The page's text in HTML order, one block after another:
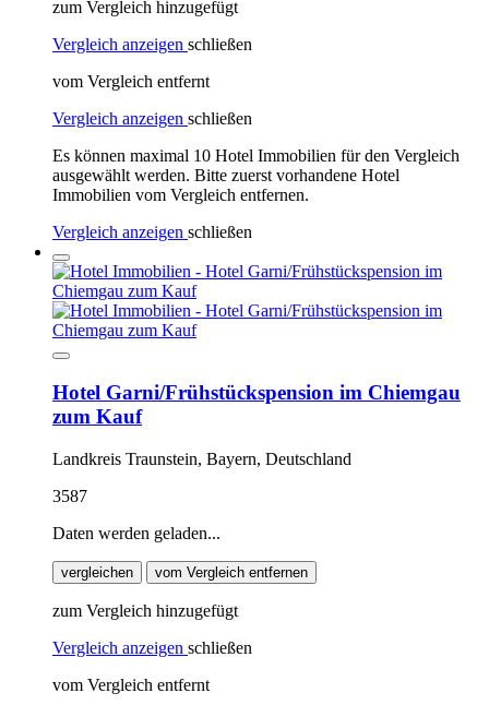
zum Vergleich hinzugefügt
Vergleich anzeigen schließen
vom Vergleich entfernt
Vergleich anzeigen schließen
Es können maximal 10 Hotel Immobilien für den Vergleich
ausgewählt werden. Bitte zuerst vorhandene Hotel
Immobilien vom Vergleich entfernen.
Vergleich anzeigen schließen
Hotel Garni/Frühstückspension im Chiemgau
zum Kauf
Landkreis Traunstein, Bayern, Deutschland
3587
Daten werden geladen...
vergleichen vom Vergleich entfernen
zum Vergleich hinzugefügt
Vergleich anzeigen schließen
vom Vergleich entfernt